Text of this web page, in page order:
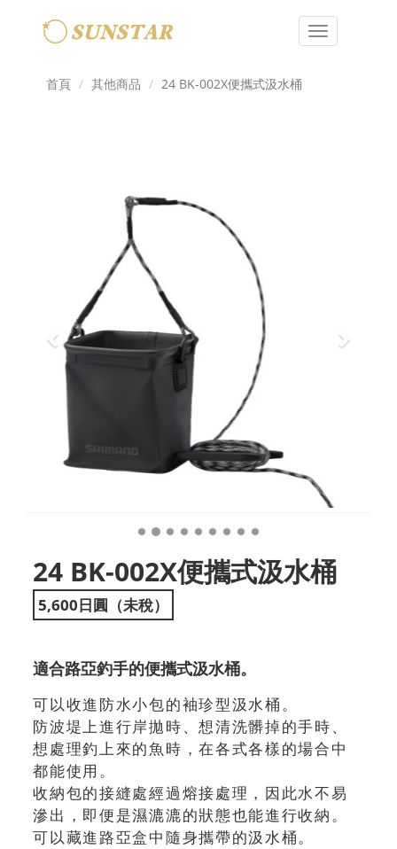
Toggle
首頁
其他商品 24 BK-002X便攜式汲水桶
24 BK-002X便攜式汲水桶
5,600日圓（未稅）
適合路亞釣手的便攜式汲水桶。
可以收進防水小包的袖珍型汲水桶。
防波堤上進行岸拋時、想清洗髒掉的手時、
想處理釣上來的魚時，在各式各樣的場合中
都能使用。
收納包的接縫處經過熔接處理，因此水不易
滲出，即便是濕漉漉的狀態也能進行收納。
可以藏進路亞盒中隨身攜帶的汲水桶。